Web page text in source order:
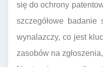
się do ochrony
szczegółowe
wynalazczy, co jest
zasobów na